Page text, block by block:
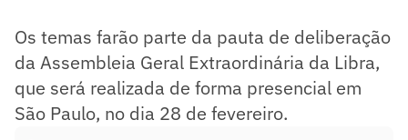
Os temas farão parte da pauta de deliberação
da Assembleia Geral Extraordinária da Libra,
que será realizada de forma presencial em
São Paulo, no dia 28 de fevereiro.